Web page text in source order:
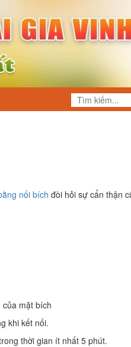
nối bích đòi hỏi sự cẩn thận
của mặt bích
khi kết nối.
thời gian ít nhất 5 phút.